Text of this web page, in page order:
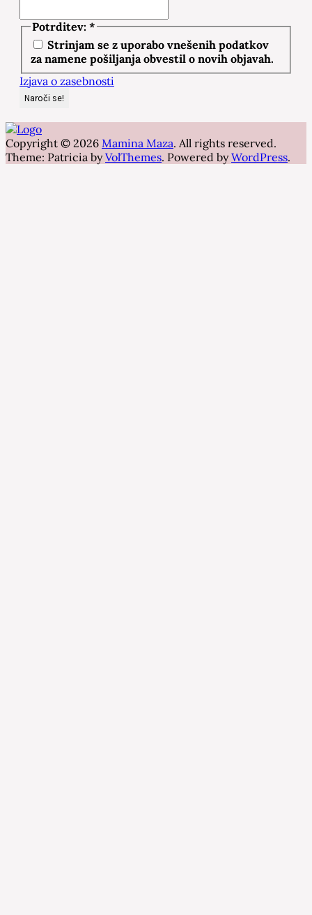
Potrditev: *
Strinjam se z uporabo vnešenih podatkov
za namene pošiljanja obvestil o novih objavah.
Izjava o zasebnosti
Copyright © 2026 Mamina Maza. All rights reserved.
Theme: Patricia byVolThemes. Powered byWordPress.